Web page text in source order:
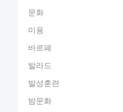
문화
미용
바르페
발라드
발성훈련
밤문화